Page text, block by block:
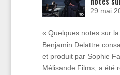
29 mai
« Quelques notes sur
Benjamin Delattre
et produit par Sophie
Mélisande Films, a été